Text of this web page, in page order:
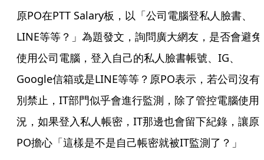
原PO在PTT Salary板，以「公司電腦登私人臉書、
LINE等等？」為題發文，詢問廣大網友，是否會避免
使用公司電腦，登入自己的私人臉書帳號、IG、
Google信箱或是LINE等等？原PO表示，若公司沒有
別禁止，IT部門似乎會進行監測，除了管控電腦使用
況，如果登入私人帳密，IT那邊也會留下紀錄，讓原
PO擔心「這樣是不是自己帳密就被IT監測了？」